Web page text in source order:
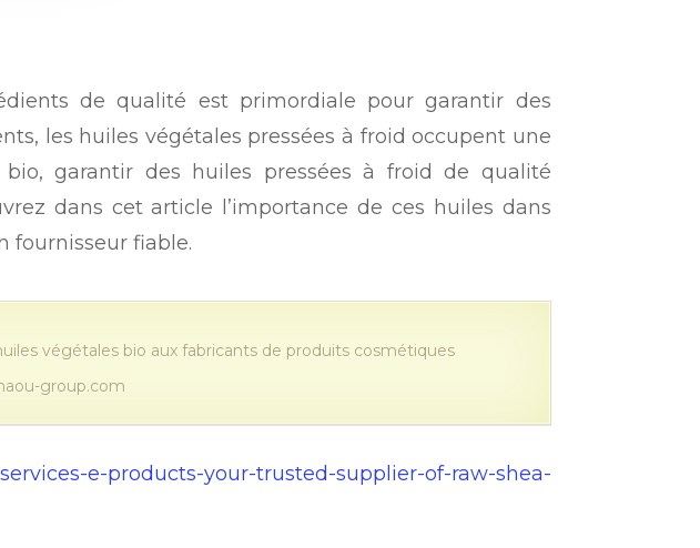
de qualité est primordiale pour garantir des
les huiles végétales pressées à froid occupent une
garantir des huiles pressées à froid de qualité
dans cet article l’importance de ces huiles dans
fournisseur fiable.
végétales bio aux fabricants de produits cosmétiques
group.com
e-products-your-trusted-supplier-of-raw-shea-